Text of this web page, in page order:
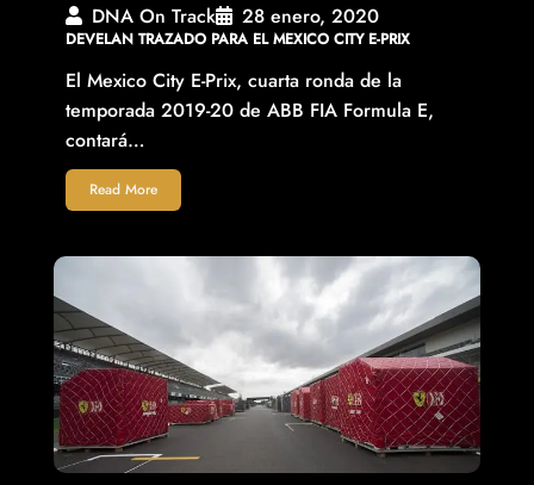
DNA On Track 28 enero, 2020
DEVELAN TRAZADO PARA EL MEXICO CITY E-PRIX
El Mexico City E-Prix, cuarta ronda de la
temporada 2019-20 de ABB FIA Formula E,
contará…
Read More